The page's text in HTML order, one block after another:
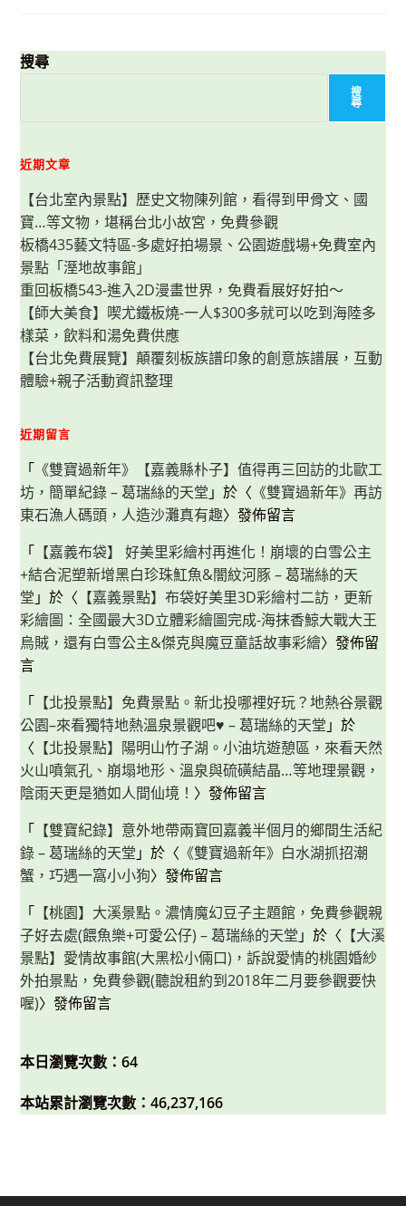
螃
愛，
沙
灘
漫
步
+賞
海
景
搜尋
搜
尋
近期文章
【台北室內景點】歷史文物陳列館，看得到甲骨文、國
寶…等文物，堪稱台北小故宮，免費參觀
板橋435藝文特區-多處好拍場景、公園遊戲場+免費室內
景點「溼地故事館」
重回板橋543-進入2D漫畫世界，免費看展好好拍～
【師大美食】喫尤鐵板燒-一人$300多就可以吃到海陸多
樣菜，飲料和湯免費供應
【台北免費展覽】顛覆刻板族譜印象的創意族譜展，互動
體驗+親子活動資訊整理
近期留言
「 《雙寶過新年》【嘉義縣朴子】值得再三回訪的北歐工
坊，簡單紀錄 – 葛瑞絲的天堂 」於〈 《雙寶過新年》再訪
東石漁人碼頭，人造沙灘真有趣〉發佈留言
「 【嘉義布袋】 好美里彩繪村再進化！崩壞的白雪公主
+結合泥塑新增黑白珍珠魟魚&闇紋河豚 – 葛瑞絲的天
堂 」於〈 【嘉義景點】布袋好美里3D彩繪村二訪，更新
彩繪圖：全國最大3D立體彩繪圖完成-海抹香鯨大戰大王
烏賊，還有白雪公主&傑克與魔豆童話故事彩繪〉發佈留
言
「 【北投景點】免費景點。新北投哪裡好玩？地熱谷景觀
公園–來看獨特地熱溫泉景觀吧♥ – 葛瑞絲的天堂 」於
〈 【北投景點】陽明山竹子湖。小油坑遊憩區，來看天然
火山噴氣孔、崩塌地形、溫泉與硫磺結晶…等地理景觀，
陰雨天更是猶如人間仙境！ 〉發佈留言
「 【雙寶紀錄】意外地帶兩寶回嘉義半個月的鄉間生活紀
錄 – 葛瑞絲的天堂 」於〈 《雙寶過新年》白水湖抓招潮
蟹，巧遇一窩小小狗〉發佈留言
「 【桃園】大溪景點。濃情魔幻豆子主題館，免費參觀親
子好去處(餵魚樂+可愛公仔) – 葛瑞絲的天堂 」於〈 【大溪
景點】愛情故事館(大黑松小倆口)，訴說愛情的桃園婚紗
外拍景點，免費參觀(聽說租約到2018年二月要參觀要快
喔)〉發佈留言
本日瀏覽次數：64
本站累計瀏覽次數：46,237,166